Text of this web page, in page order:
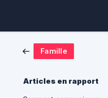
Famille
Articles en rapport